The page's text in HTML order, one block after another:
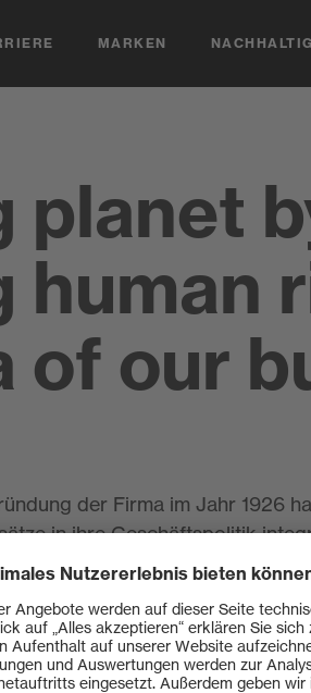
MARKEN
planet
of our
der Firma im Jahr 1926
in ihre Geschäftspolitik
Art geduldet und auf die
Das fängt z.B. mit einem
und gesetzlichem Mindestlohn
der Mitarbeiter:innen und
Darüber hinaus setzt die